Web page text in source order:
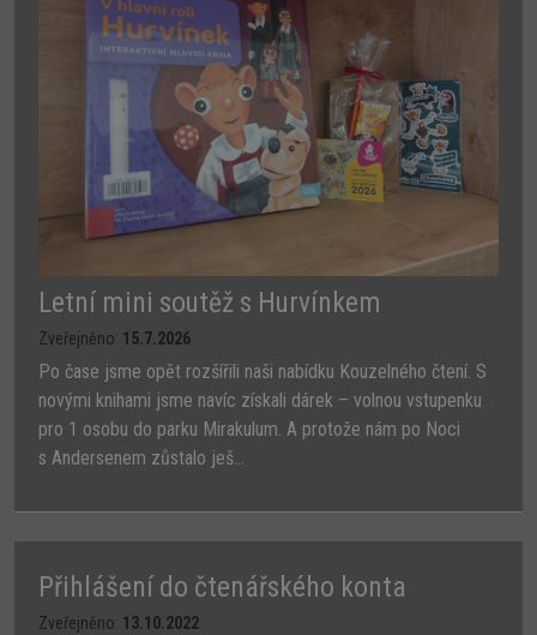
Letní mini soutěž s Hurvínkem
Zveřejněno: 15.7.2026
Po čase jsme opět rozšířili naši nabídku Kouzelného čtení. S
novými knihami jsme navíc získali dárek – volnou vstupenku
pro 1 osobu do parku Mirakulum. A protože nám po Noci
s Andersenem zůstalo ješ...
Přihlášení do čtenářského konta
Zveřejněno: 13.10.2022